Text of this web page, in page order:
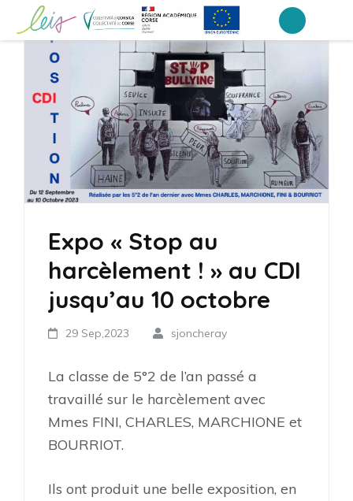
contenu
(Pressez
Entrée)
Collège Laetitia Bonaparte – Ajaccio
Expo « Stop au
harcèlement ! » au CDI
jusqu’au 10 octobre
29 Sep,2023 sjoncheray
La classe de 5°2 de l’an passé a
travaillé sur le harcèlement avec
Mmes FINI, CHARLES, MARCHIONE et
BOURRIOT.
Ils ont produit une belle exposition, en